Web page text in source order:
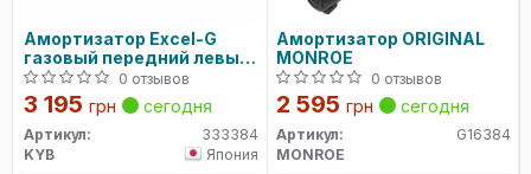
Амортизатор Excel-G
газовый передний левый
333384 KYB0 отзывов
3 195 грн сегодня
Артикул:
333384
KYB
Япония
Амортизатор ORIGINAL
MONROE
0 отзывов
2 595 грн сегодня
Артикул:
G16384
MONROE